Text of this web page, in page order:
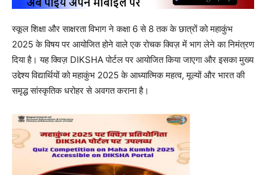
स्कूल शिक्षा और साक्षरता विभाग ने कक्षा 6 से 8 तक के छात्रों को महाकुंभ
2025 के विषय पर आयोजित होने वाले एक रोचक क्विज़ में भाग लेने का निमंत्रण
दिया है। यह क्विज़ DIKSHA पोर्टल पर आयोजित किया जाएगा और इसका मुख्य
उद्देश्य विद्यार्थियों को महाकुंभ 2025 के आध्यात्मिक महत्व, मूल्यों और भारत की
समृद्ध सांस्कृतिक धरोहर से अवगत कराना है।